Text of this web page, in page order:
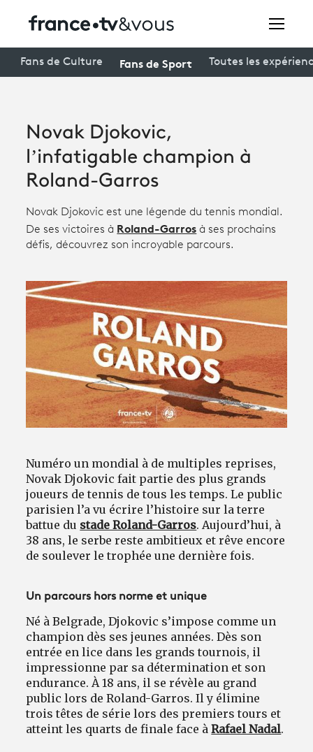
connexion
Avantages fidélité
À la une
Participer et assister à une émission
À votre écoute
Programme tv
Fans de Culture Fans de Sport Toutes les
Novak Djokovic,
l’infatigable champion à
Roland-Garros
Novak Djokovic est une légende du tennis mondial.
De ses victoires à Roland-Garros à ses prochains
défis, découvrez son incroyable parcours.
Numéro un mondial à de multiples reprises,
Novak Djokovic fait partie des plus grands
joueurs de tennis de tous les temps. Le public
parisien l’a vu écrire l’histoire sur la terre
battue du stade Roland-Garros. Aujourd’hui, à
38 ans, le serbe reste ambitieux et rêve encore
de soulever le trophée une dernière fois.
Un parcours hors norme et unique
Né à Belgrade, Djokovic s’impose comme un
champion dès ses jeunes années. Dès son
entrée en lice dans les grands tournois, il
impressionne par sa détermination et son
endurance. À 18 ans, il se révèle au grand
public lors de Roland-Garros. Il y élimine
trois têtes de série lors des premiers tours et
atteint les quarts de finale face àRafael Nadal.